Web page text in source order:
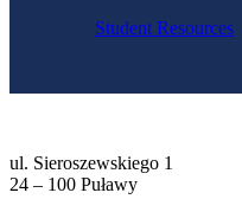
Student Resources
ul. Sieroszewskiego 1
24 – 100 Puławy